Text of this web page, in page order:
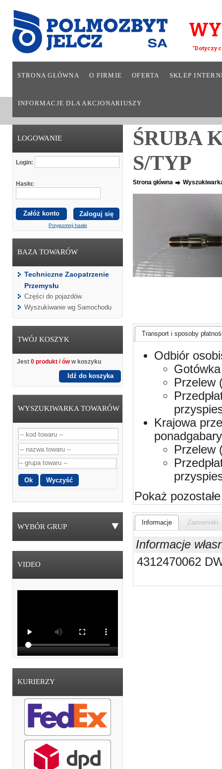
*Dotyczy
STRONA GŁÓWNA O FIRMIE OFERTA SKLEP
INFORMACJE DLA AKCJONARIUSZY
LOGOWANIE
Login:
Hasło:
Załóż konto
Przypomnij hasło
BAZA TOWARÓW
Techniczne Zaopatrzenie
Przemysłu
Części do pojazdów
Wyszukiwanie wg Samochodu
TWÓJ KOSZYK
Jest 0 produkt / óww koszyku
Idź do koszyka
WYSZUKIWARKA TOWARÓW
WYBÓR GRUP
VIDEO
KURIERZY
ŚRUBA
S/TYP
Strona główna
Transport i sposoby
Odbiór
Przelew
Krajowa
Przelew
Pokaż pozostałe
Informacje Zamienniki
Informacje
4312470062